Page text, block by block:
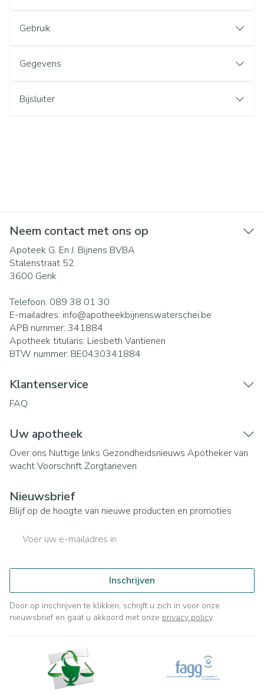
Gebruik
Gegevens
Bijsluiter
Neem contact met ons op
Apoteek G. En J. Bijnens BVBA
Stalenstraat 52
3600 Genk
Telefoon: 089 38 01 30
E-mailadres: info@apotheekbijnenswaterschei.be
APB nummer: 341884
Apotheek titularis: Liesbeth Vantienen
BTW nummer: BE0430341884
Klantenservice
FAQ
Uw apotheek
Over ons Nuttige links Gezondheidsnieuws Apotheker van
wachtVoorschrift Zorgtarieven
Nieuwsbrief
Blijf op de hoogte van nieuwe producten en promoties
Inschrijven
Door op inschrijven te klikken, schrijft u zich in voor onze
nieuwsbrief en gaat u akkoord met onze privacy policy.